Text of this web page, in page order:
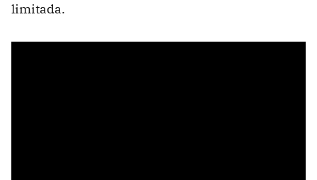
limitada.